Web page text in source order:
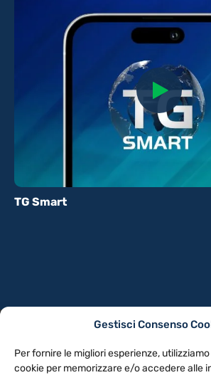
Gestisci Consenso
Per fornire le migliori esperienze,
cookie per memorizzare e/o accedere alle
TG Smart
NOTE LEGALI
CONTATTACI